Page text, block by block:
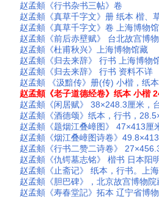
赵孟頫《行书杂书三帖》卷
赵孟頫《真草千字文》册 纸本 楷、
赵孟頫《真草千字文》卷 上海博物
赵孟頫《前后赤壁赋》 台北故宫博物
赵孟頫《杜甫秋兴》上海博物馆藏
赵孟頫《归去来辞》 行书 上海博物
赵孟頫《归去来辞》 行书 资料不详
赵孟頫 《汲黯传》册(传) 小楷，纸
赵孟頫《老子道德经卷》纸本 小楷
赵孟頫《闲居赋》 38×248.3厘米，
赵孟頫《酒德颂》纸本，行书，
赵孟頫《题烟江叠嶂图》 47×413厘
赵孟頫《烟江叠嶂图诗卷》
赵孟頫《行书二赞二诗卷》
赵孟頫《仇锷墓志铭》 楷书 日本阳
赵孟頫《止斋记》 纸本，行书。上
赵孟頫《胆巴碑》，北京故宫博物院
赵孟頫《寿春堂記》拓本 辽宁省博